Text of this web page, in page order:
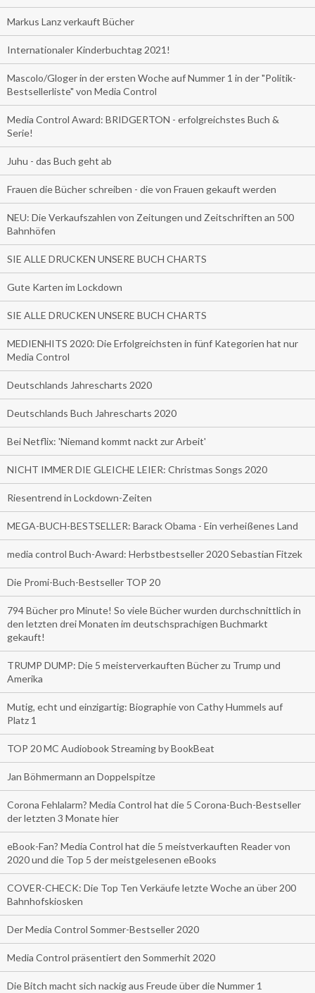
Markus Lanz verkauft Bücher
Internationaler Kinderbuchtag 2021!
Mascolo/Gloger in der ersten Woche auf Nummer 1 in der "Politik-
Bestsellerliste" von Media Control
Media Control Award: BRIDGERTON - erfolgreichstes Buch &
Serie!
Juhu - das Buch geht ab
Frauen die Bücher schreiben - die von Frauen gekauft werden
NEU: Die Verkaufszahlen von Zeitungen und Zeitschriften an 500
Bahnhöfen
SIE ALLE DRUCKEN UNSERE BUCH CHARTS
Gute Karten im Lockdown
SIE ALLE DRUCKEN UNSERE BUCH CHARTS
MEDIENHITS 2020: Die Erfolgreichsten in fünf Kategorien hat nur
Media Control
Deutschlands Jahrescharts 2020
Deutschlands Buch Jahrescharts 2020
Bei Netflix: 'Niemand kommt nackt zur Arbeit'
NICHT IMMER DIE GLEICHE LEIER: Christmas Songs 2020
Riesentrend in Lockdown-Zeiten
MEGA-BUCH-BESTSELLER: Barack Obama - Ein verheißenes Land
media control Buch-Award: Herbstbestseller 2020 Sebastian Fitzek
Die Promi-Buch-Bestseller TOP 20
794 Bücher pro Minute! So viele Bücher wurden durchschnittlich in
den letzten drei Monaten im deutschsprachigen Buchmarkt
gekauft!
TRUMP DUMP: Die 5 meisterverkauften Bücher zu Trump und
Amerika
Mutig, echt und einzigartig: Biographie von Cathy Hummels auf
Platz 1
TOP 20 MC Audiobook Streaming by BookBeat
Jan Böhmermann an Doppelspitze
Corona Fehlalarm? Media Control hat die 5 Corona-Buch-Bestseller
der letzten 3 Monate hier
eBook-Fan? Media Control hat die 5 meistverkauften Reader von
2020 und die Top 5 der meistgelesenen eBooks
COVER-CHECK: Die Top Ten Verkäufe letzte Woche an über 200
Bahnhofskiosken
Der Media Control Sommer-Bestseller 2020
Media Control präsentiert den Sommerhit 2020
Die Bitch macht sich nackig aus Freude über die Nummer 1